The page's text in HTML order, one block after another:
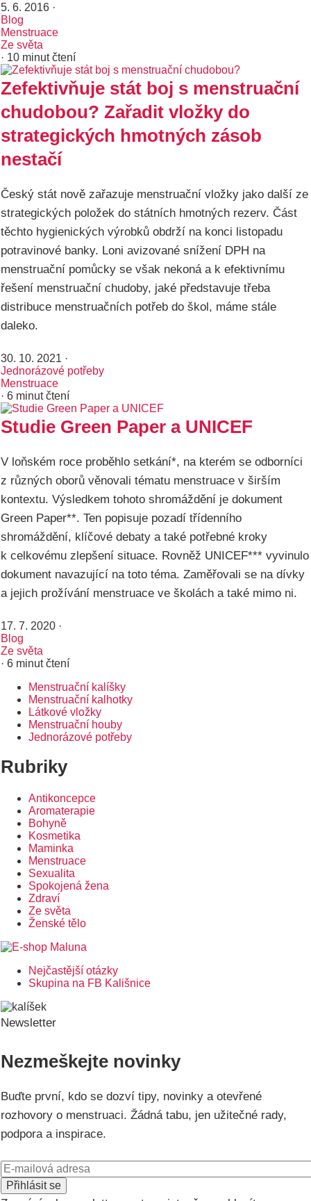
5. 6. 2016 ·
Blog
Menstruace
Ze světa
· 10 minut čtení
Zefektivňuje stát boj s menstruační
chudobou? Zařadit vložky do
strategických hmotných zásob
nestačí
Český stát nově zařazuje menstruační vložky jako další ze
strategických položek do státních hmotných rezerv. Část
těchto hygienických výrobků obdrží na konci listopadu
potravinové banky. Loni avizované snížení DPH na
menstruační pomůcky se však nekoná a k efektivnímu
řešení menstruační chudoby, jaké představuje třeba
distribuce menstruačních potřeb do škol, máme stále
daleko.
30. 10. 2021 ·
Jednorázové potřeby
Menstruace
· 6 minut čtení
Studie Green Paper a UNICEF
V loňském roce proběhlo setkání*, na kterém se odborníci
z různých oborů věnovali tématu menstruace v širším
kontextu. Výsledkem tohoto shromáždění je dokument
Green Paper**. Ten popisuje pozadí třídenního
shromáždění, klíčové debaty a také potřebné kroky
k celkovému zlepšení situace. Rovněž UNICEF*** vyvinulo
dokument navazující na toto téma. Zaměřovali se na dívky
a jejich prožívání menstruace ve školách a také mimo ni.
17. 7. 2020 ·
Blog
Ze světa
· 6 minut čtení
Rozcestník
Menstruační kalíšky
Menstruační kalhotky
Látkové vložky
Menstruační houby
Jednorázové potřeby
Rubriky
Antikoncepce
Aromaterapie
Bohyně
Kosmetika
Maminka
Menstruace
Sexualita
Spokojená žena
Zdraví
Ze světa
Ženské tělo
Postranní
menu
Nejčastější otázky
Skupina na FB Kališnice
Newsletter
Nezmeškejte novinky
Buďte první, kdo se dozví tipy, novinky a otevřené
rozhovory o menstruaci. Žádná tabu, jen užitečné rady,
podpora a inspirace.
E-
mail